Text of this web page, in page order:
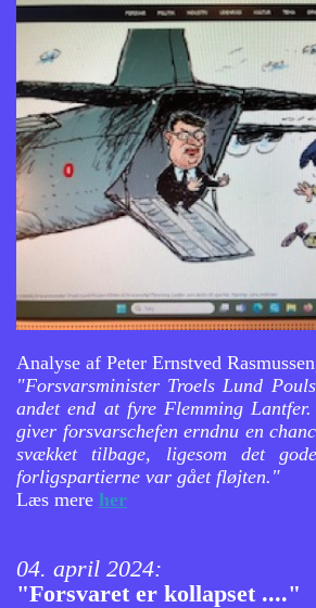
Analyse af Peter Ernstved
"Forsvarsminister Troels Lund
andet end at fyre Flemming
giver forsvarschefen erndnu en
svækket tilbage, ligesom det
forligspartierne var gået fløjten."
Læs mere her
04. april 2024:
"Forsvaret er kollapset ...."